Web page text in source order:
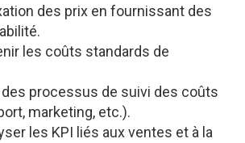
des prix en fournissant des
les coûts standards de
processus de suivi des coûts
marketing, etc.).
les KPI liés aux ventes et à la